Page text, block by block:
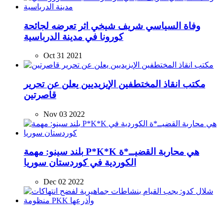
وفاة السياسي شريف شيخي اثر تعرضه لجائحة
كورونا في مدينة الدرباسية
Oct 31 2021
مكتب انقاذ المختطفين الإيزيديين يعلن عن تحرير
قاصرتين
Nov 03 2022
بلند سينو: مهمة P*K*K هي محاربة القضيــ*ة
الكوردية في كوردستان سوريا
Dec 02 2022